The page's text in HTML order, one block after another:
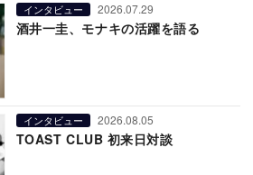
インタビュー 2026.07.29
酒井一圭、モナキの活躍を語る
インタビュー 2026.08.05
TOAST CLUB 初来日対談